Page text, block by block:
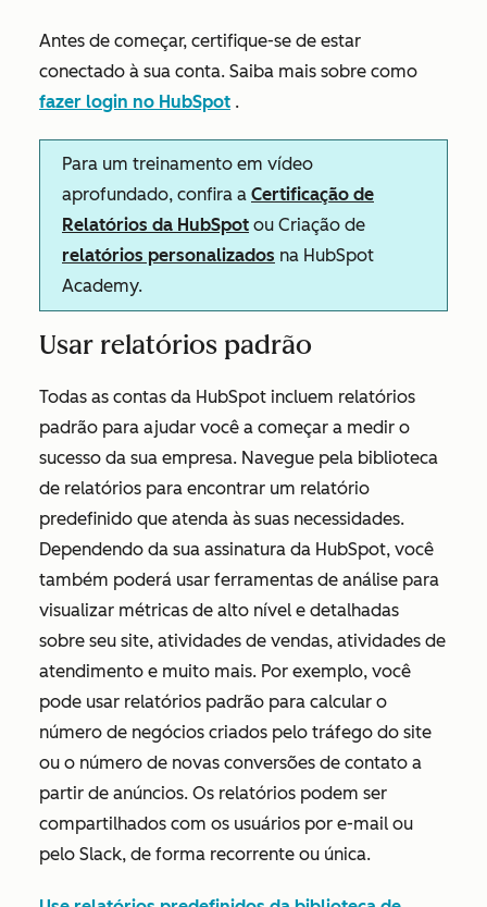
Antes de começar, certifique-se de estar
conectado à sua conta. Saiba mais sobre como
fazer login no HubSpot .
Para um treinamento em vídeo
aprofundado, confira a Certificação de
Relatórios da HubSpot ou Criação de
relatórios personalizados na HubSpot
Academy.
Usar relatórios padrão
Todas as contas da HubSpot incluem relatórios
padrão para ajudar você a começar a medir o
sucesso da sua empresa. Navegue pela biblioteca
de relatórios para encontrar um relatório
predefinido que atenda às suas necessidades.
Dependendo da sua assinatura da HubSpot, você
também poderá usar ferramentas de análise para
visualizar métricas de alto nível e detalhadas
sobre seu site, atividades de vendas, atividades de
atendimento e muito mais. Por exemplo, você
pode usar relatórios padrão para calcular o
número de negócios criados pelo tráfego do site
ou o número de novas conversões de contato a
partir de anúncios. Os relatórios podem ser
compartilhados com os usuários por e-mail ou
pelo Slack, de forma recorrente ou única.